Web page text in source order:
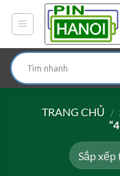
dung
TRANG CHỦ /